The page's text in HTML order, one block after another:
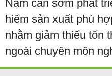
Nam cần sớm phát
hiểm sản xuất phù
nhằm giảm thiểu tổn
ngoài chuyên môn